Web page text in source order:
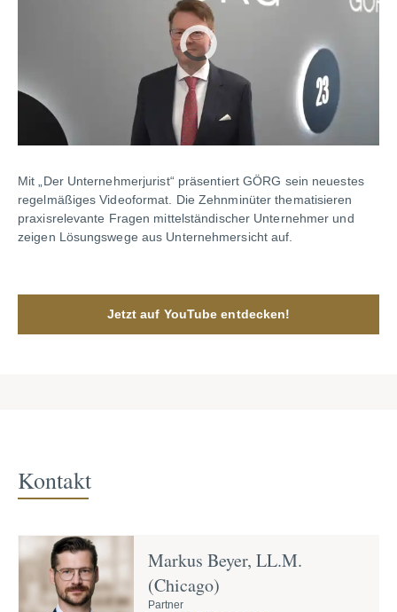
Mit „Der Unternehmerjurist“ präsentiert GÖRG sein neuestes
regelmäßiges Videoformat. Die Zehnminüter thematisieren
praxisrelevante Fragen mittelständischer Unternehmer und
zeigen Lösungswege aus Unternehmersicht auf.
Jetzt auf YouTube entdecken!
Kontakt
Markus Beyer, LL.M.
(Chicago)
Partner